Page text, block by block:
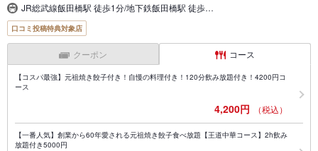
JR総武線飯田橋駅 徒歩1分/地下鉄飯田橋駅 徒歩…
口コミ投稿特典対象店
クーポン コース
【コスパ最強】元祖焼き餃子付き！自慢の料理付き！120分飲み放題付き！4200円コ
ース
4,200円 （税込）
【一番人気】創業から60年愛される元祖焼き餃子食べ放題【王道中華コース】2h飲み
放題付き5000円